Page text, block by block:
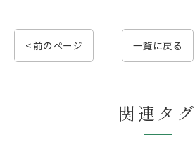
< 前のページ 一覧に戻る
関連タグ